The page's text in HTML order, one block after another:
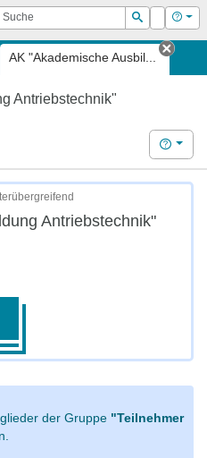
Suche
Suchen
Login Hilfe
AK "Akademische Ausbil...
Tab
Antriebstechnik"
Hilfe
Antriebstechnik"
der Gruppe "Teilnehmer